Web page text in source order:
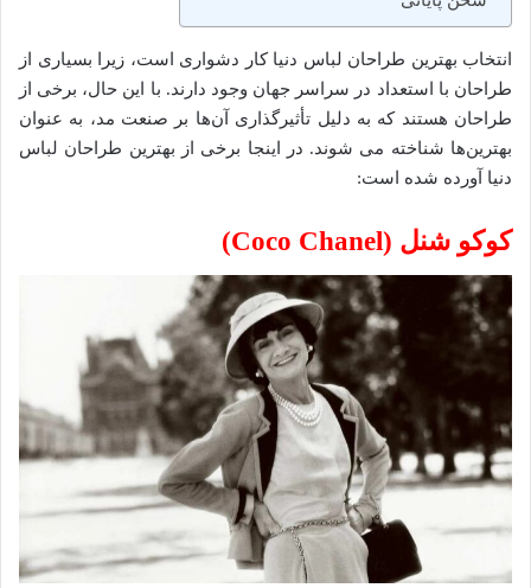
انتخاب بهترین طراحان لباس دنیا کار دشواری است، زیرا بسیاری از
طراحان با استعداد در سراسر جهان وجود دارند. با این حال، برخی از
طراحان هستند که به دلیل تأثیرگذاری آن‌ها بر صنعت مد، به عنوان
بهترین‌ها شناخته می شوند. در اینجا برخی از بهترین طراحان لباس
دنیا آورده شده است:
کوکو شنل (Coco Chanel)